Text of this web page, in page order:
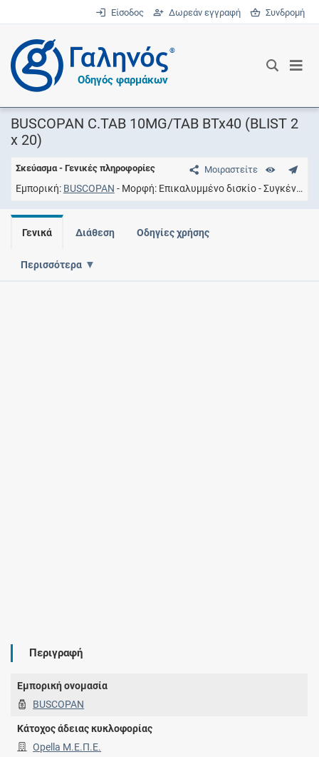
Είσοδος Δωρεάν εγγραφή Συνδρομή
®
Οδηγός φαρμάκων
BUSCOPAN C.TAB 10MG/TAB BTx40 (BLIST 2
x 20)
Μοιραστείτε
Σκεύασμα - Γενικές πληροφορίες
Εμπορική BUSCOPAN Μορφή Επικαλυμμένο δισκίο Συγκέντρωση
Γενικά Διάθεση Οδηγίες χρήσης
Περισσότερα
Περιγραφή
Εμπορική ονομασία
BUSCOPAN
Κάτοχος άδειας κυκλοφορίας
Opella Μ.Ε.Π.Ε.